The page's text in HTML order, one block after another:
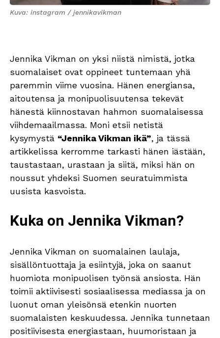
Kuva: instagram / jennikavikman
Jennika Vikman on yksi niistä nimistä, jotka
suomalaiset ovat oppineet tuntemaan yhä
paremmin viime vuosina. Hänen energiansa,
aitoutensa ja monipuolisuutensa tekevät
hänestä kiinnostavan hahmon suomalaisessa
viihdemaailmassa. Moni etsii netistä
kysymystä “Jennika Vikman ikä”, ja tässä
artikkelissa kerromme tarkasti hänen iästään,
taustastaan, urastaan ja siitä, miksi hän on
noussut yhdeksi Suomen seuratuimmista
uusista kasvoista.
Kuka on Jennika Vikman?
Jennika Vikman on suomalainen laulaja,
sisällöntuottaja ja esiintyjä, joka on saanut
huomiota monipuolisen työnsä ansiosta. Hän
toimii aktiivisesti sosiaalisessa mediassa ja on
luonut oman yleisönsä etenkin nuorten
suomalaisten keskuudessa. Jennika tunnetaan
positiivisesta energiastaan, huumoristaan ja